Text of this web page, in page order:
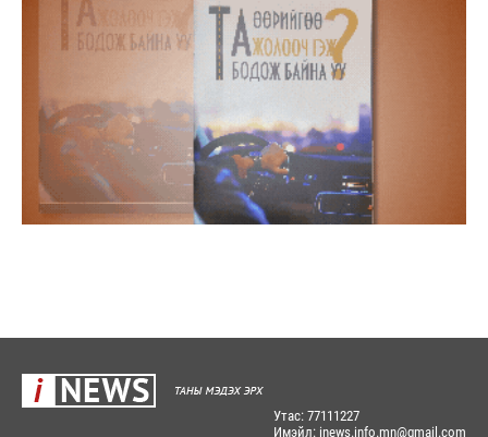
Утас: 77111227
Имэйл: inews.info.mn@gmail.com